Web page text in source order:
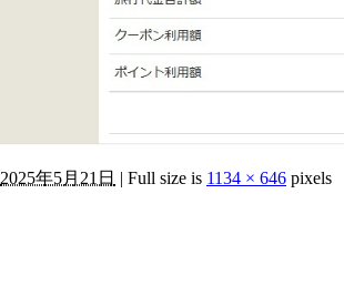
2025年5月21日 | Full size is 1134 × 646 pixels